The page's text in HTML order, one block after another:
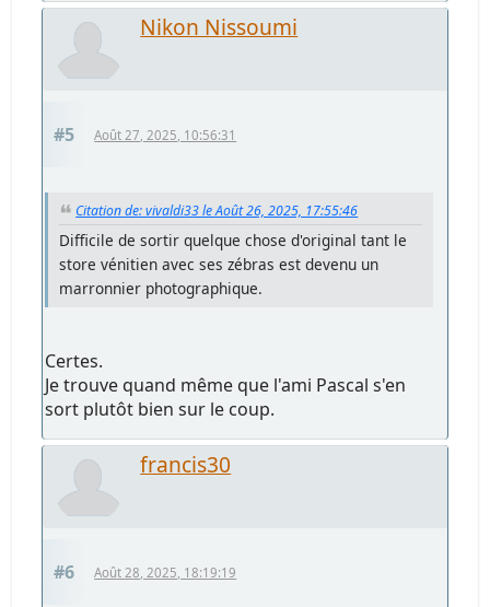
Nikon Nissoumi
#5 Août 27, 2025, 10:56:31
Citation de: vivaldi33 le Août 26, 2025, 17:55:46
Difficile de sortir quelque chose d'original tant le
store vénitien avec ses zébras est devenu un
marronnier photographique.
Certes.
Je trouve quand même que l'ami Pascal s'en
sort plutôt bien sur le coup.
francis30
#6 Août 28, 2025, 18:19:19